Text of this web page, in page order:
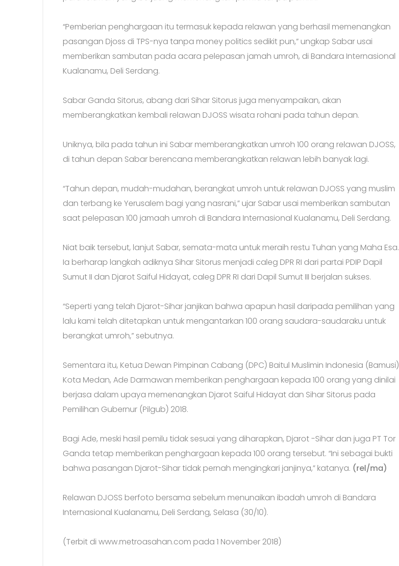
“Pemberian penghargaan itu termasuk kepada relawan yang berhasil memenangkan
pasangan Djoss di TPS-nya tanpa money politics sedikit pun,” ungkap Sabar usai
memberikan sambutan pada acara pelepasan jamah umroh, di Bandara Internasional
Kualanamu, Deli Serdang.
Sabar Ganda Sitorus, abang dari Sihar Sitorus juga menyampaikan, akan
memberangkatkan kembali relawan DJOSS wisata rohani pada tahun depan.
Uniknya, bila pada tahun ini Sabar memberangkatkan umroh 100 orang relawan DJOSS,
di tahun depan Sabar berencana memberangkatkan relawan lebih banyak lagi.
“Tahun depan, mudah-mudahan, berangkat umroh untuk relawan DJOSS yang muslim
dan terbang ke Yerusalem bagi yang nasrani,” ujar Sabar usai memberikan sambutan
saat pelepasan 100 jamaah umroh di Bandara Internasional Kualanamu, Deli Serdang.
Niat baik tersebut, lanjut Sabar, semata-mata untuk meraih restu Tuhan yang Maha Esa.
Ia berharap langkah adiknya Sihar Sitorus menjadi caleg DPR RI dari partai PDIP Dapil
Sumut II dan Djarot Saiful Hidayat, caleg DPR RI dari Dapil Sumut III berjalan sukses.
“Seperti yang telah Djarot-Sihar janjikan bahwa apapun hasil daripada pemilihan yang
lalu kami telah ditetapkan untuk mengantarkan 100 orang saudara-saudaraku untuk
berangkat umroh,” sebutnya.
Sementara itu, Ketua Dewan Pimpinan Cabang (DPC) Baitul Muslimin Indonesia (Bamusi)
Kota Medan, Ade Darmawan memberikan penghargaan kepada 100 orang yang dinilai
berjasa dalam upaya memenangkan Djarot Saiful Hidayat dan Sihar Sitorus pada
Pemilihan Gubernur (Pilgub) 2018.
Bagi Ade, meski hasil pemilu tidak sesuai yang diharapkan, Djarot -Sihar dan juga PT Tor
Ganda tetap memberikan penghargaan kepada 100 orang tersebut. “Ini sebagai bukti
bahwa pasangan Djarot-Sihar tidak pernah mengingkari janjinya,” katanya. (rel/ma)
Relawan DJOSS berfoto bersama sebelum menunaikan ibadah umroh di Bandara
Internasional Kualanamu, Deli Serdang, Selasa (30/10).
(Terbit di www.metroasahan.com pada 1 November 2018)